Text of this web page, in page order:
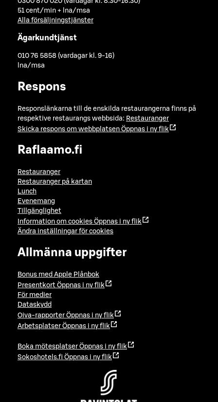
51 cent/min + lna/msa
Alla försäljningstjänster
Ägarkundtjänst
010 76 5858 (vardagar kl. 9-16)
lna/msa
Respons
Responslänkarna till de enskilda restaurangerna finns på
respektive restaurangs webbsida: Restauranger
Skicka respons om webbplatsen Öppnas i ny flik
Raflaamo.fi
Restauranger
Restauranger på kartan
Lunch
Evenemang
Tillgänglighet
Information om cookies Öppnas i ny flik
Ändra inställningar för cookies
Allmänna uppgifter
Bonus med Apple Plånbok
Presentkort Öppnas i ny flik
För medier
Dataskydd
Oiva-rapporter Öppnas i ny flik
Arbetsplatser Öppnas i ny flik
Boka mötesplatser Öppnas i ny flik
Sokoshotels.fi Öppnas i ny flik